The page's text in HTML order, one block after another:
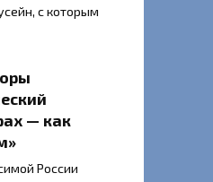
с которым
— как
России